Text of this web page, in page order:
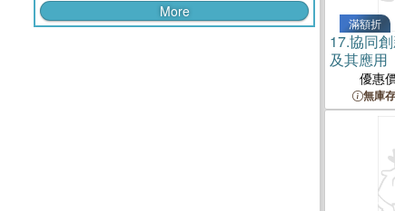
More
滿額折
17.協同
及其應用
優惠
無庫存